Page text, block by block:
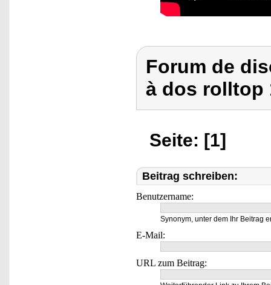
Forum de
à dos rolltop
Seite: [1]
Beitrag schreiben:
Benutzername:
Synonym, unter dem Ihr Beitrag
E-Mail:
URL zum Beitrag: